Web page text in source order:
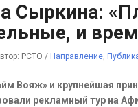
Сыркина:
и
РСТО / Направление,
Вояж» и крупнейшая
рекламный тур на